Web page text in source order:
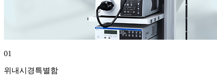
01
위내시경특별함